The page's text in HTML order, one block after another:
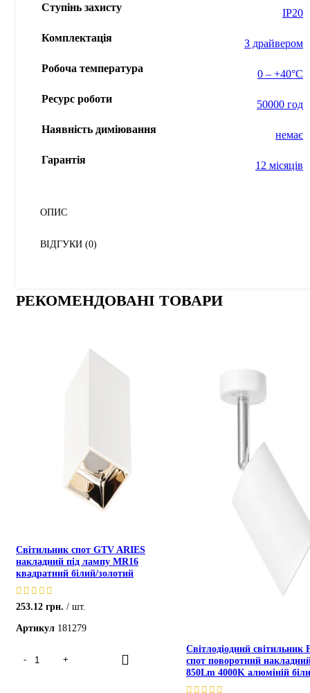
Ступінь захисту IP20
Комплектація З драйвером
Робоча температура 0 – +40°С
Ресурс роботи 50000 год
Наявність диміювання немає
Гарантія 12 місяців
ОПИС
ВІДГУКИ (0)
РЕКОМЕНДОВАНІ ТОВАРИ
Cвітильник cпот GTV ARIES
накладний під лампу MR16
квадратний білий/золотий
253.12 грн.
шт.
Артикул 181279
Світлодіодний світильник
cпот поворотний
850Lm 4000K алюміній